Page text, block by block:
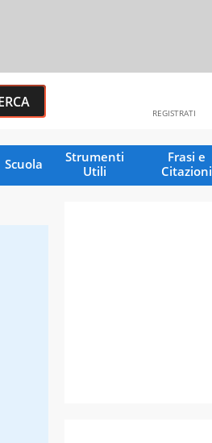
REGISTRATI
Scuola
Strumenti
Utili
Frasi e
Citazioni